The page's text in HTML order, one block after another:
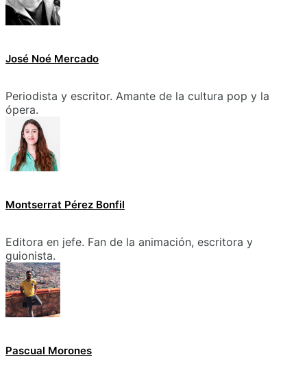
José Noé Mercado
Periodista y escritor. Amante de la cultura pop y la
ópera.
Montserrat Pérez Bonfil
Editora en jefe. Fan de la animación, escritora y
guionista.
Pascual Morones